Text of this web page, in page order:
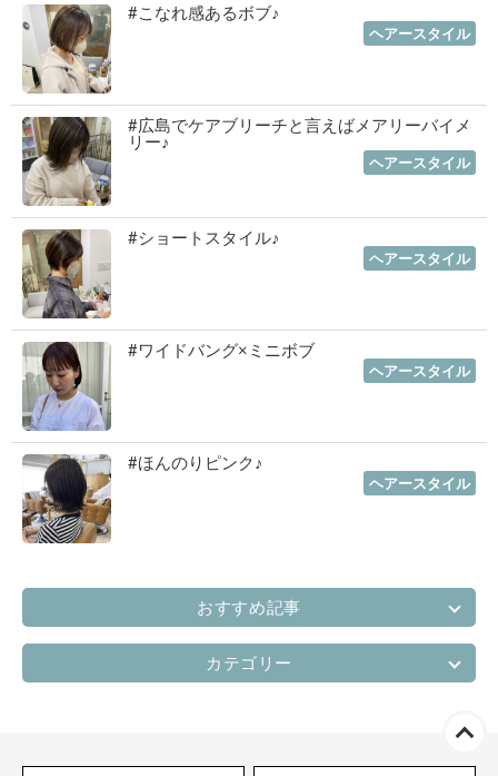
#こなれ感あるボブ♪
ヘアースタイル
#広島でケアブリーチと言えばメアリーバイメ
リー♪
ヘアースタイル
#ショートスタイル♪
ヘアースタイル
#ワイドバング×ミニボブ
ヘアースタイル
#ほんのりピンク♪
ヘアースタイル
おすすめ記事
カテゴリー